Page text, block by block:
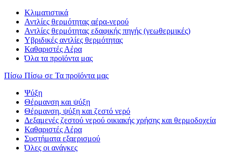
Κλιματιστικά
Αντλίες θερμότητας αέρα-νερού
Αντλίες θερμότητας εδαφικής πηγής (γεωθερμικές)
Υβριδικές αντλίες θερμότητας
Καθαριστές Αέρα
Όλα τα προϊόντα μας
Πίσω Πίσω σε Τα προϊόντα μας
Ψύξη
Θέρμανση και ψύξη
Θέρμανση, ψύξη και ζεστό νερό
Δεξαμενές ζεστού νερού οικιακής χρήσης και θερμοδοχεία
Καθαριστές Αέρα
Συστήματα εξαερισμού
Όλες οι ανάγκες